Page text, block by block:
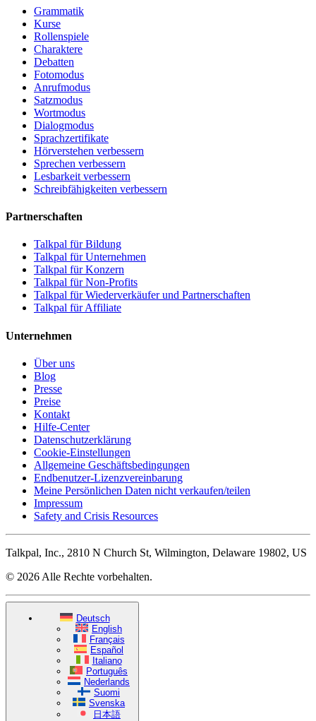
Grammatik
Kurse
Rollenspiele
Charaktere
Debatten
Fotomodus
Anrufmodus
Satzmodus
Wortmodus
Dialogmodus
Sprachzertifikate
Hörverstehen verbessern
Sprechen verbessern
Lesbarkeit verbessern
Schreibfähigkeiten verbessern
Partnerschaften
Talkpal für Bildung
Talkpal für Unternehmen
Talkpal für Konzern
Talkpal für Non-Profits
Talkpal für Wiederverkäufer und Partnerschaften
Talkpal für Affiliate
Unternehmen
Über uns
Blog
Presse
Preise
Kontakt
Hilfe-Center
Datenschutzerklärung
Cookie-Einstellungen
Allgemeine Geschäftsbedingungen
Endbenutzer-Lizenzvereinbarung
Meine Persönlichen Daten nicht verkaufen/teilen
Impressum
Safety and Crisis Resources
Talkpal, Inc., 2810 N Church St, Wilmington, Delaware 19802, US
© 2026 Alle Rechte vorbehalten.
Deutsch
English
Français
Español
Italiano
Português
Nederlands
Suomi
Svenska
日本語